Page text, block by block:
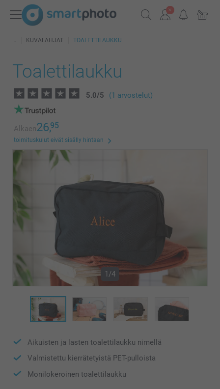
KUVALAHJAT TOALETTILAUKKU
Toalettilaukku
5.0/5 (1 arvostelut)
Alkaen26,95
toimituskulut eivät sisälly hintaan
1/4
Aikuisten ja lasten toalettilaukku nimellä
Valmistettu kierrätetyistä PET-pulloista
Monilokeroinen toalettilaukku